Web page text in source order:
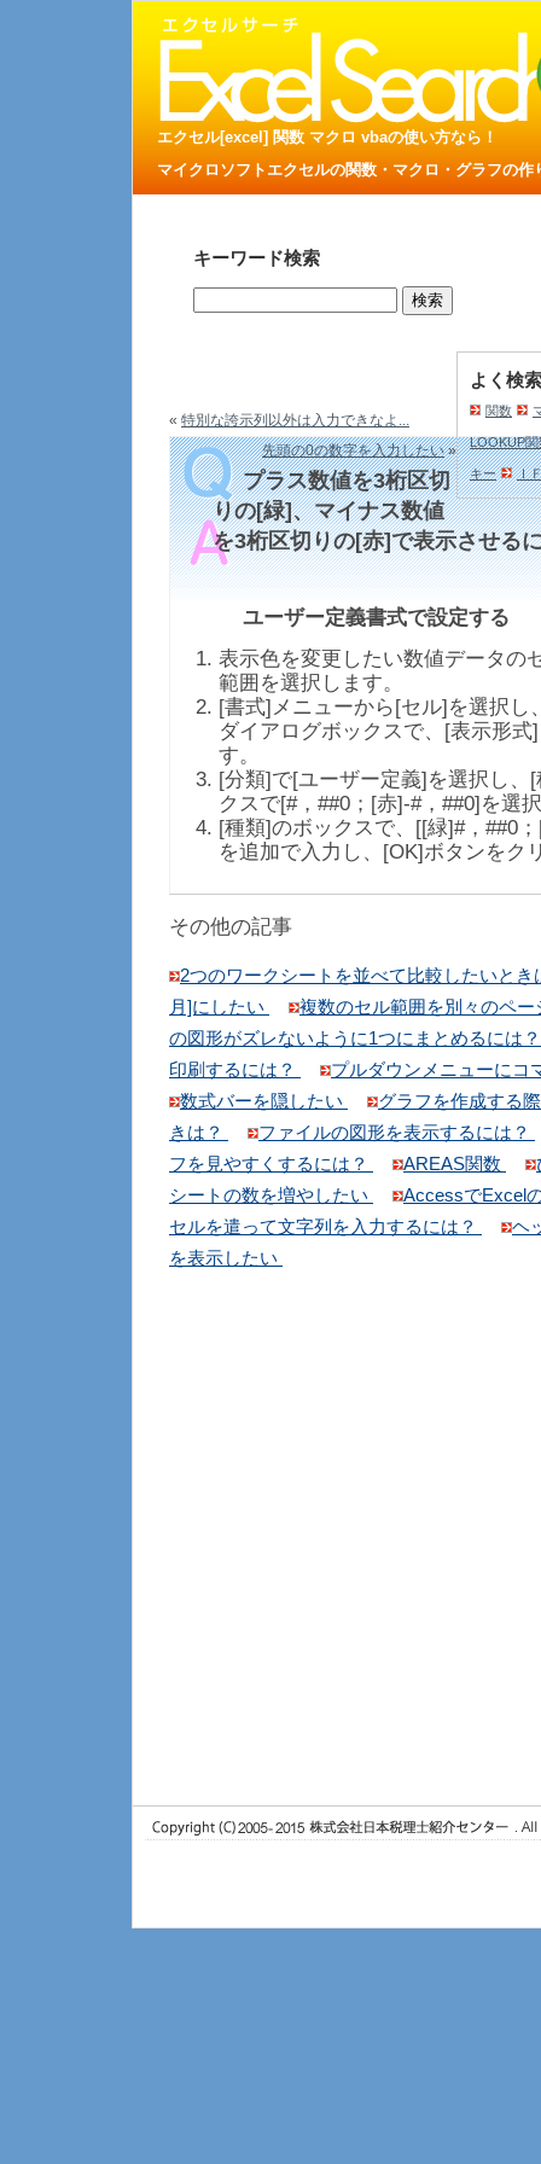
エクセル[excel] 関数 マクロ vbaの使い方なら！
マイクロソフトエクセルの関数・マクロ・グラフの
キーワード検索
よく検
関数
LOOKUP関
キー Ｉ
« 特別な誇示列以外は入力できなよ...
先頭の0の数字を入力したい»
プラス数値を3桁区切
りの[緑]、マイナス数値
を3桁区切りの[赤]で表示させる
ユーザー定義書式で設定する
表示色を変更したい数値データの
範囲を選択します。
[書式]メニューから[セル]を選択し
ダイアログボックスで、[表示形式
す。
[分類]で[ユーザー定義]を選択し、
クスで[#，##0；[赤]-#，##0]を選
[種類]のボックスで、[[緑]#，##0
を追加で入力し、[OK]ボタンをク
その他の記事
2つのワークシートを並べて比較したいと
月]にしたい
複数のセル範囲を別々のペ
の図形がズレないように1つにまとめるには
印刷するには？
プルダウンメニューに
数式バーを隠したい
グラフを作成する
きは？
ファイルの図形を表示するには？
フを見やすくするには？
AREAS関数
シートの数を増やしたい
AccessでExcel
セルを遣って文字列を入力するには？
ヘ
を表示したい